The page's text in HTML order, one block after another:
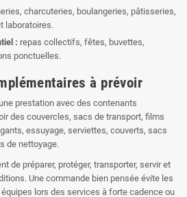
charcuteries, boulangeries, pâtisseries,
laboratoires.
: repas collectifs, fêtes, buvettes,
ponctuelles.
à prévoir
prestation avec des contenants
des couvercles, sacs de transport, films
essuyage, serviettes, couverts, sacs
de nettoyage.
de préparer, protéger, transporter, servir et
Une commande bien pensée évite les
lors des services à forte cadence ou